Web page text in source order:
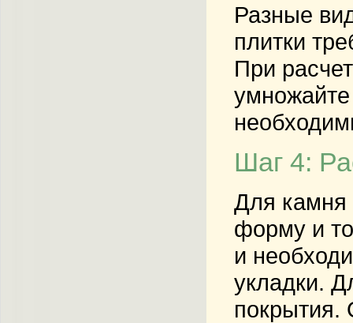
Разные
плитки
При
умножайте
Шаг 4:
Для камня
форму и
и
укладки.
покрытия.